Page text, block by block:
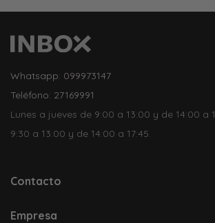
Whatsapp: 099973147
Teléfono: 27169991
Lunes a jueves de 9:00 a 13:00 y de 14:00 a
9:30 a 13:00 y de 14:00 a 17:45.
Contacto
Empresa